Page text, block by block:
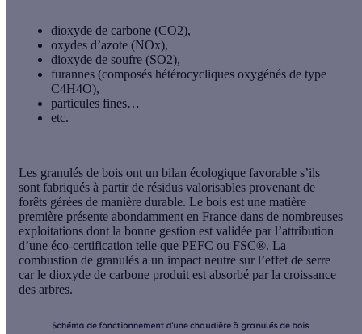
dioxyde de carbone (CO2),
oxydes d’azote (NOx),
dioxyde de soufre (SO2),
furannes (composés hétérocycliques oxygénés de type
C4H4O),
particules fines…
etc.
Les granulés de bois ont un bilan écologique favorable s’ils
sont fabriqués à partir de résidus valorisables provenant de
forêts gérées de manière durable. Le bois est une matière
première présente abondamment en France dans de nombreuses
exploitations dont la bonne gestion est validée par l’attribution
d’une éco-certification telle que PEFC ou FSC®. La
combustion de granulés a un impact neutre sur l’effet de serre
car le dioxyde de carbone produit est absorbé par la croissance
des arbres.